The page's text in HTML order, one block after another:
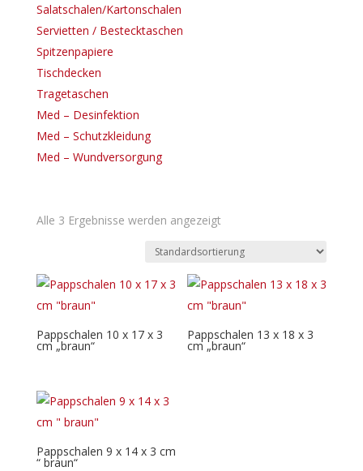
Salatschalen/Kartonschalen
Servietten / Bestecktaschen
Spitzenpapiere
Tischdecken
Tragetaschen
Med – Desinfektion
Med – Schutzkleidung
Med – Wundversorgung
Alle 3 Ergebnisse werden angezeigt
Pappschalen 10 x 17 x 3
cm „braun“
Pappschalen 13 x 18 x 3
cm „braun“
Pappschalen 9 x 14 x 3 cm
“ braun“